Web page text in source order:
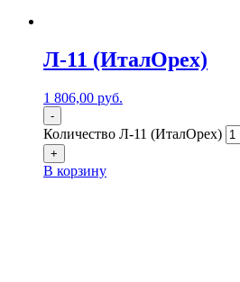
Л-11 (ИталОрех)
1 806,00 руб.
-
Количество Л-11 (ИталОрех)
+
В корзину